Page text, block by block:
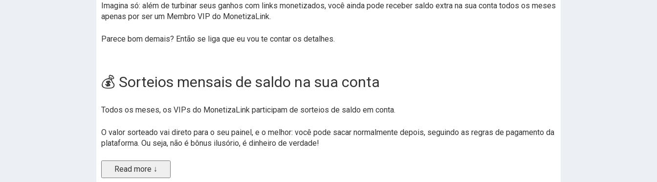
Imagina só: além de turbinar seus ganhos com links monetizados, você ainda pode receber saldo extra na sua conta todos os meses
apenas por ser um Membro VIP do MonetizaLink.
Parece bom demais? Então se liga que eu vou te contar os detalhes.
💰 Sorteios mensais de saldo na sua conta
Todos os meses, os VIPs do MonetizaLink participam de sorteios de saldo em conta.
O valor sorteado vai direto para o seu painel, e o melhor: você pode sacar normalmente depois, seguindo as regras de pagamento da
plataforma. Ou seja, não é bônus ilusório, é dinheiro de verdade!
Read more ↓